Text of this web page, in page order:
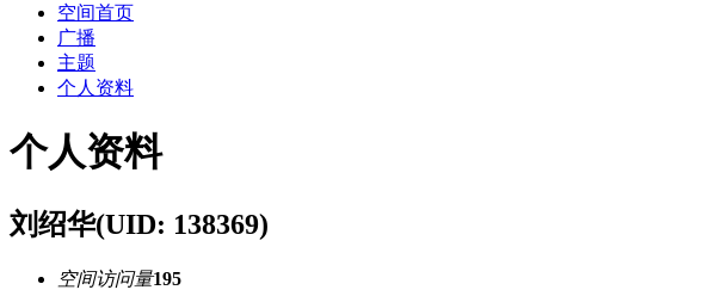
空间首页
广播
主题
个人资料
个人资料
刘绍华(UID: 138369)
空间访问量195